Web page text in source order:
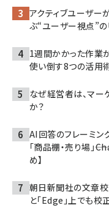
アクティブユーザー
ぶ“ユーザー視点”
1週間かかった作
使い倒す8つの活用
なぜ経営者は、マー
か？
AI回答のフレーミン
「商品棚・売り場」
め】
朝日新聞社の文章校
と「Edge」上でも校